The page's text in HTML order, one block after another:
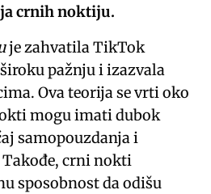
crnih noktiju.
je zahvatila TikTok
pažnju i izazvala
Ova teorija se vrti oko
mogu imati dubok
samopouzdanja i
crni nokti
sposobnost da odišu